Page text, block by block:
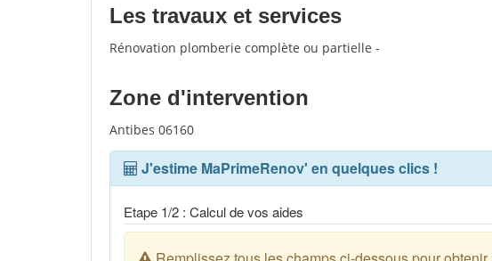
Les travaux et services
Rénovation plomberie complète ou partielle -
Zone d'intervention
Antibes 06160